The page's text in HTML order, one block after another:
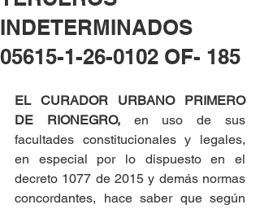
INDETERMINADOS
05615-1-26-0102 OF- 185
EL CURADOR URBANO PRIMERO
DE RIONEGRO, en uso de sus
facultades constitucionales y legales,
en especial por lo dispuesto en el
decreto 1077 de 2015 y demás normas
concordantes, hace saber que según